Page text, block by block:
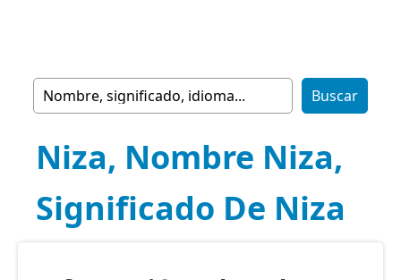
Niza, Nombre Niza,
Significado De Niza